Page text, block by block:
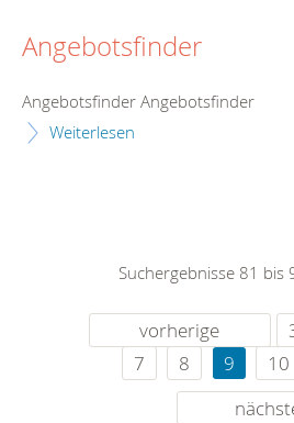
Angebotsfinder
Angebotsfinder Angebotsfinder
Weiterlesen
Suchergebnisse 81 bis
vorherige
7
8 9 10